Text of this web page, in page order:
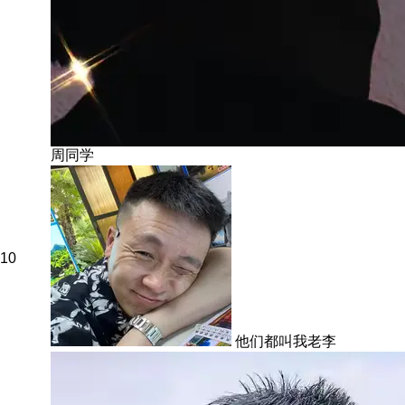
周同学
10
他们都叫我老李